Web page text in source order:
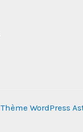
Thème WordPress